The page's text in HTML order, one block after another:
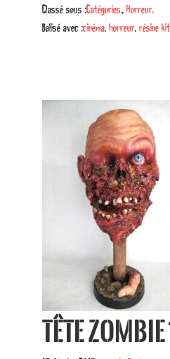
Classé sous :Catégories.,Horreur.
Balisé avec :cinéma,horreur,résine kit
Tête Zombie